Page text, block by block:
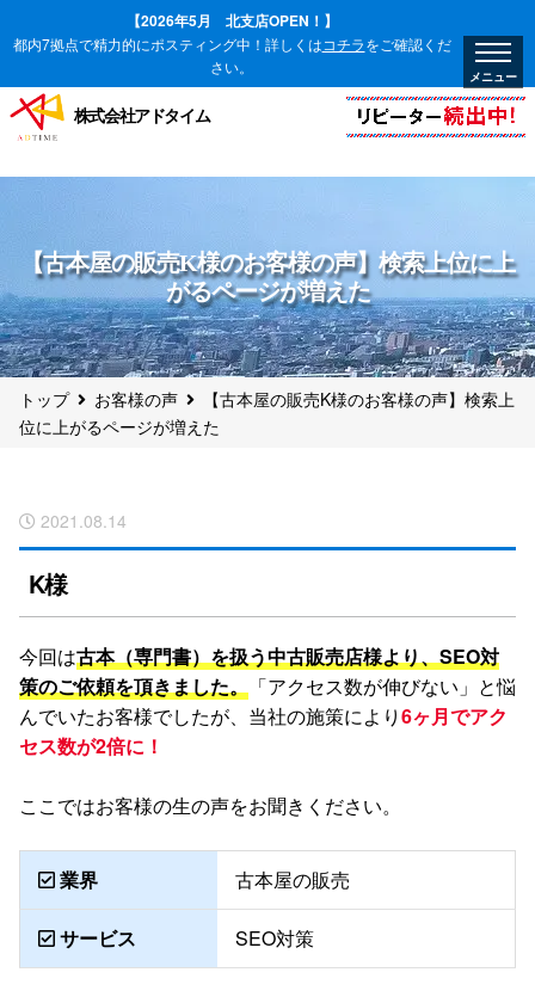
【2026年5月 北支店OPEN！】
都内7拠点で精力的にポスティング中！詳しくはコチラをご確認くだ
さい。
株式会社アドタイム
【古本屋の販売K様のお客様の声】検索上位に上
がるページが増えた
トップ お客様の声
【古本屋の販売K様のお客様の声】検索上
位に上がるページが増えた
2021.08.14
WEB集客
SEO対策
K様
今回は古本（専門書）を扱う中古販売店様より、SEO対
策のご依頼を頂きました。 「アクセス数が伸びない」と悩
んでいたお客様でしたが、当社の施策により6ヶ月でアク
セス数が2倍に！
ここではお客様の生の声をお聞きください。
業界 古本屋の販売
サービス SEO対策